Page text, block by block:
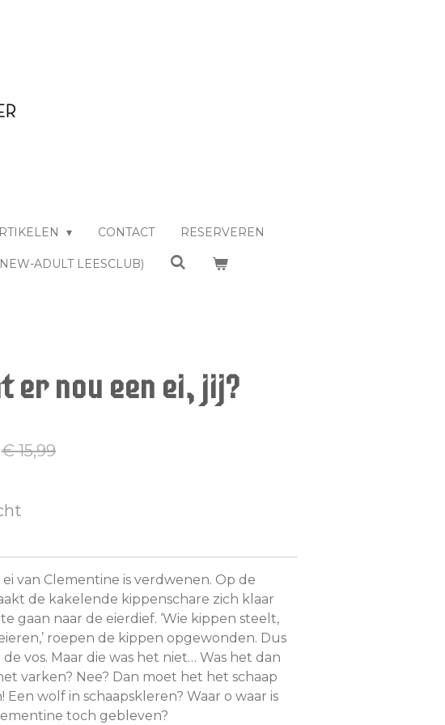
CONTACT RESERVEREN
ADULT LEESCLUB)
er nou een ei, jij?
€ 15,99
van Clementine is verdwenen. Op de
de kakelende kippenschare zich klaar
gaan naar de eierdief. ‘Wie kippen steelt,
roepen de kippen opgewonden. Dus
de vos. Maar die was het niet… Was het dan
varken? Nee? Dan moet het het schaap
Een wolf in schaapskleren? Waar o waar is
toch gebleven?